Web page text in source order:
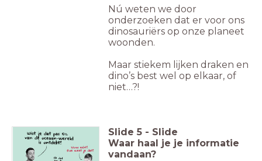
Nú weten we door
onderzoeken dat er voor ons
dinosauriërs op onze planeet
woonden.
Maar stiekem lijken draken en
dino’s best wel op elkaar, of
niet…?!
Slide 5 - Slide
Waar haal je je informatie
vandaan?